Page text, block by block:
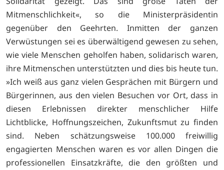
Mitmenschlichkeit«, so die Ministerpräsidentin
gegenüber den Geehrten. Inmitten der ganzen
Verwüstungen sei es überwältigend gewesen zu sehen,
wie viele Menschen geholfen haben, solidarisch waren,
ihre Mitmenschen unterstützten und dies bis heute tun.
»Ich weiß aus ganz vielen Gesprächen mit Bürgern und
Bürgerinnen, aus den vielen Besuchen vor Ort, dass in
diesen Erlebnissen direkter menschlicher Hilfe
Lichtblicke, Hoffnungszeichen, Zukunftsmut zu finden
sind. Neben schätzungsweise 100.000 freiwillig
engagierten Menschen waren es vor allen Dingen die
professionellen Einsatzkräfte, die den größten und